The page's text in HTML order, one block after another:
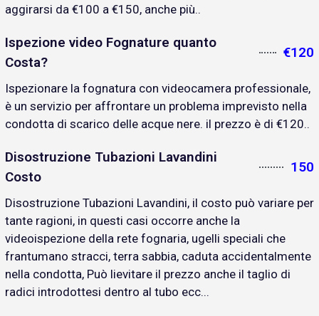
aggirarsi da €100 a €150, anche più..
Ispezione video Fognature quanto
Costa?
€120
Ispezionare la fognatura con videocamera professionale,
è un servizio per affrontare un problema imprevisto nella
condotta di scarico delle acque nere. il prezzo è di €120..
Disostruzione Tubazioni Lavandini
Costo
150
Disostruzione Tubazioni Lavandini, il costo può variare per
tante ragioni, in questi casi occorre anche la
videoispezione della rete fognaria, ugelli speciali che
frantumano stracci, terra sabbia, caduta accidentalmente
nella condotta, Può lievitare il prezzo anche il taglio di
radici introdottesi dentro al tubo ecc...